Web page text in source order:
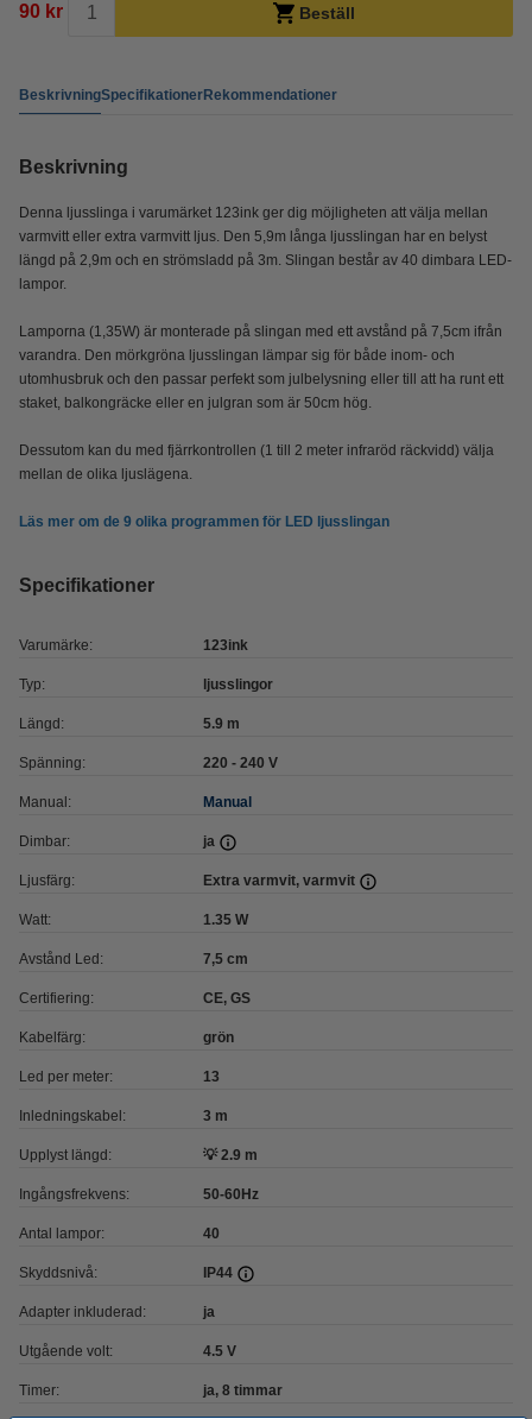
90 kr Beställ
BeskrivningSpecifikationerRekommendationer
Beskrivning
Denna ljusslinga i varumärket 123ink ger dig möjligheten att välja mellan
varmvitt eller extra varmvitt ljus. Den 5,9m långa ljusslingan har en belyst
längd på 2,9m och en strömsladd på 3m. Slingan består av 40 dimbara LED-
lampor.
Lamporna (1,35W) är monterade på slingan med ett avstånd på 7,5cm ifrån
varandra. Den mörkgröna ljusslingan lämpar sig för både inom- och
utomhusbruk och den passar perfekt som julbelysning eller till att ha runt ett
staket, balkongräcke eller en julgran som är 50cm hög.
Dessutom kan du med fjärrkontrollen (1 till 2 meter infraröd räckvidd) välja
mellan de olika ljuslägena.
Läs mer om de 9 olika programmen för LED ljusslingan
Specifikationer
Varumärke: 123ink
Typ: ljusslingor
Längd: 5.9 m
Spänning: 220 - 240 V
Manual: Manual
Dimbar: ja
Ljusfärg: Extra varmvit, varmvit
Watt: 1.35 W
Avstånd Led: 7,5 cm
Certifiering: CE, GS
Kabelfärg: grön
Led per meter: 13
Inledningskabel: 3 m
Upplyst längd: 💡 2.9 m
Ingångsfrekvens: 50-60Hz
Antal lampor: 40
Skyddsnivå: IP44
Adapter inkluderad: ja
Utgående volt: 4.5 V
Timer: ja, 8 timmar